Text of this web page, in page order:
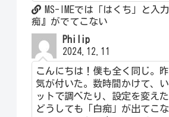
MS-IMEでは「はくち」と入
痴』がでてこない
Philip
2024.12.11
こんにちは！僕も全く同じ。
気が付いた。数時間かけて、
ットで調べたり、設定を変えた
どうしても「白痴」が出てこ